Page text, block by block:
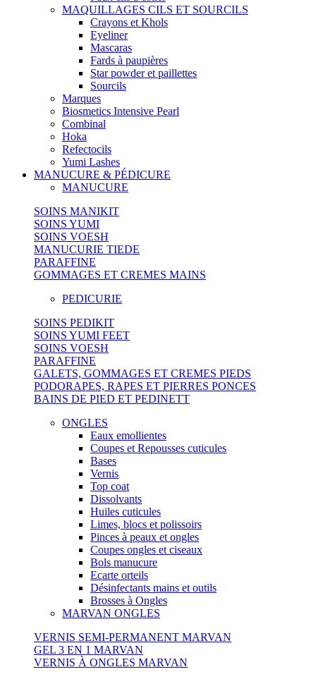
MAQUILLAGES CILS ET SOURCILS
Crayons et Khols
Eyeliner
Mascaras
Fards à paupières
Star powder et paillettes
Sourcils
Marques
Biosmetics Intensive Pearl
Combinal
Hoka
Refectocils
Yumi Lashes
MANUCURE & PÉDICURE
MANUCURE
SOINS MANIKIT
SOINS YUMI
SOINS VOESH
MANUCURIE TIEDE
PARAFFINE
GOMMAGES ET CREMES MAINS
PEDICURIE
SOINS PEDIKIT
SOINS YUMI FEET
SOINS VOESH
PARAFFINE
GALETS, GOMMAGES ET CREMES PIEDS
PODORAPES, RAPES ET PIERRES PONCES
BAINS DE PIED ET PEDINETT
ONGLES
Eaux emollientes
Coupes et Repousses cuticules
Bases
Vernis
Top coat
Dissolvants
Huiles cuticules
Limes, blocs et polissoirs
Pinces à peaux et ongles
Coupes ongles et ciseaux
Bols manucure
Ecarte orteils
Désinfectants mains et outils
Brosses à Ongles
MARVAN ONGLES
VERNIS SEMI-PERMANENT MARVAN
GEL 3 EN 1 MARVAN
VERNIS À ONGLES MARVAN